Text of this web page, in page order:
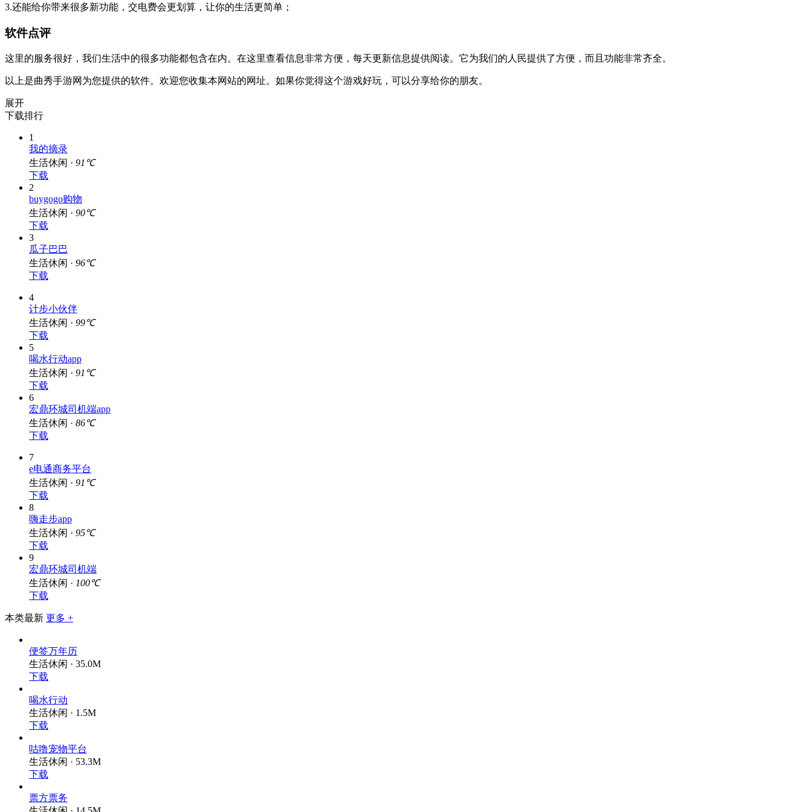
3.还能给你带来很多新功能，交电费会更划算，让你的生活更简单；
软件点评
这里的服务很好，我们生活中的很多功能都包含在内。在这里查看信息非常方便，每天更新信息提供阅读。它为我们的人民提供了方便，而且功能非常齐全。
以上是曲秀手游网为您提供的软件。欢迎您收集本网站的网址。如果你觉得这个游戏好玩，可以分享给你的朋友。
展开
下载排行
1
我的摘录
生活休闲 · 91℃
下载
2
buygogo购物
生活休闲 · 90℃
下载
3
瓜子巴巴
生活休闲 · 96℃
下载
4
计步小伙伴
生活休闲 · 99℃
下载
5
喝水行动app
生活休闲 · 91℃
下载
6
宏鼎环城司机端app
生活休闲 · 86℃
下载
7
e电通商务平台
生活休闲 · 91℃
下载
8
嗨走步app
生活休闲 · 95℃
下载
9
宏鼎环城司机端
生活休闲 · 100℃
下载
本类最新 更多 +
便签万年历
生活休闲 · 35.0M
下载
喝水行动
生活休闲 · 1.5M
下载
咕噜宠物平台
生活休闲 · 53.3M
下载
票方票务